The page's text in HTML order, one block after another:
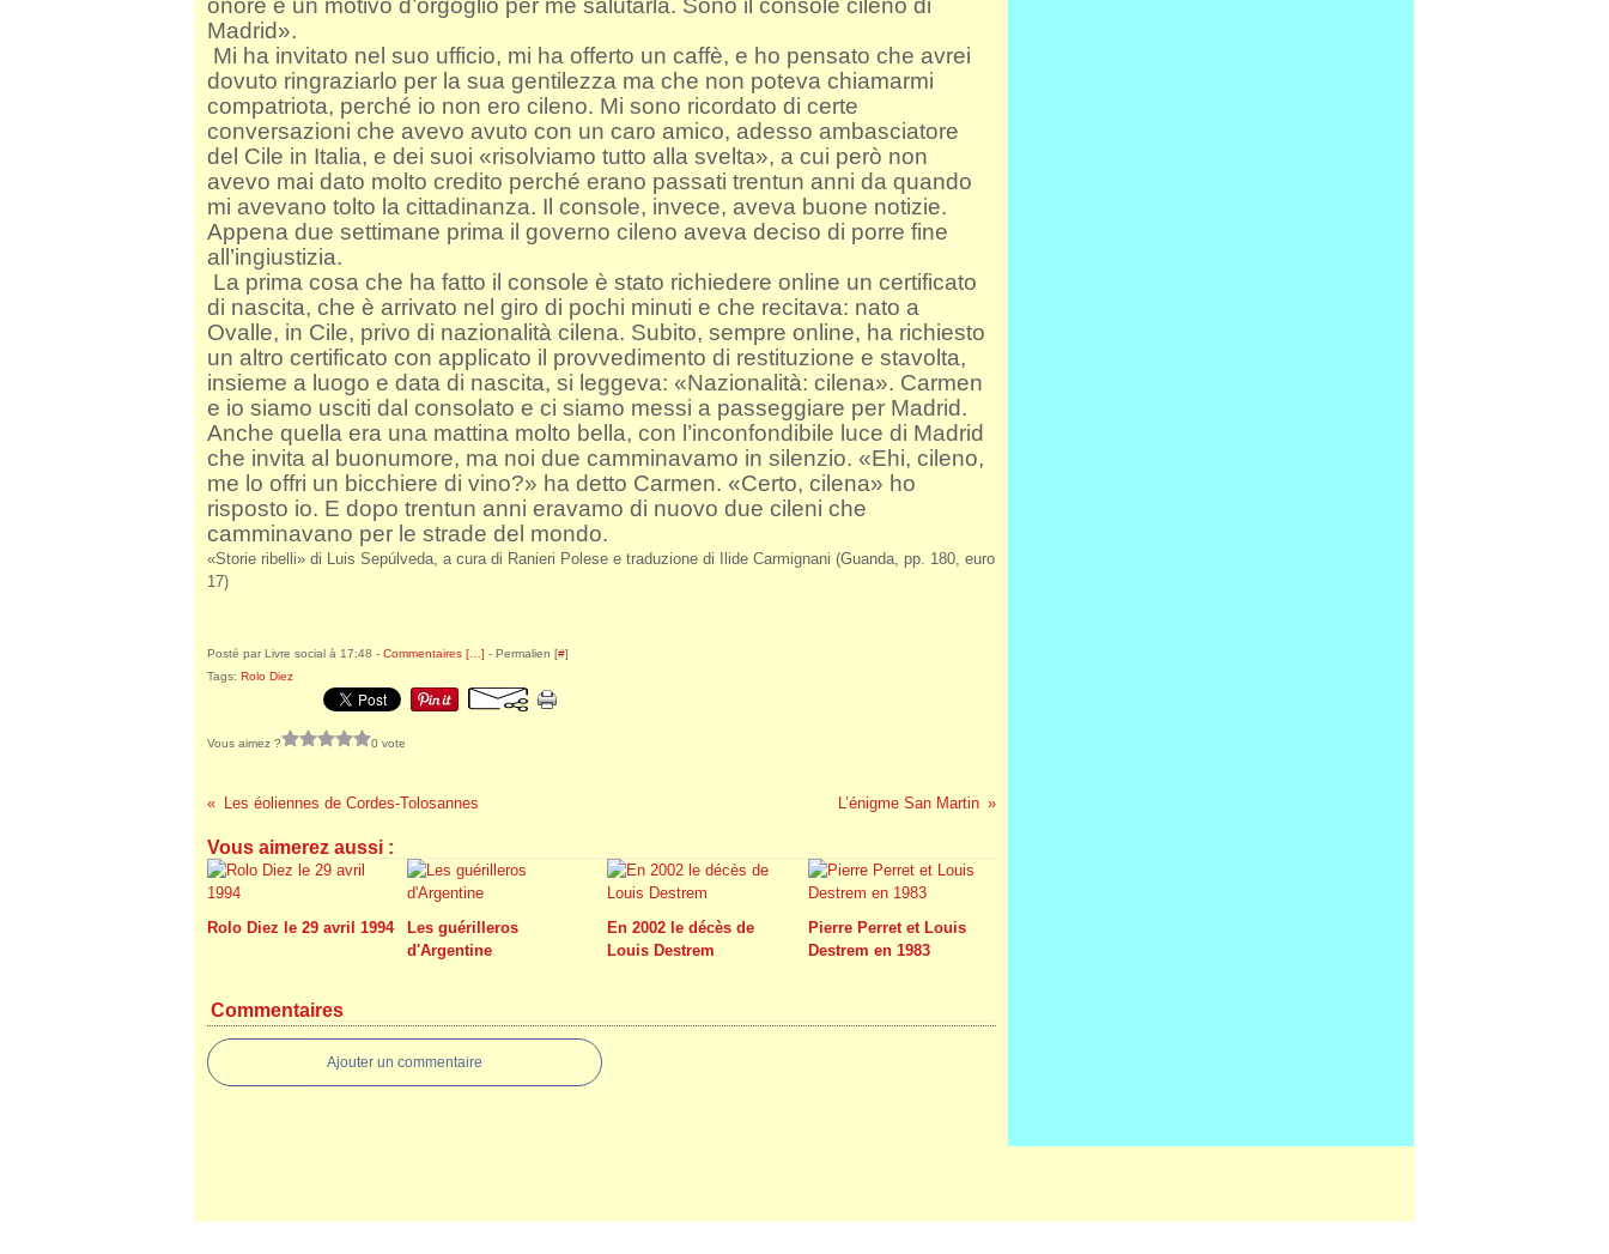
onore e un motivo d’orgoglio per me salutarla. Sono il console cileno di
Madrid».
Mi ha invitato nel suo ufficio, mi ha offerto un caffè, e ho pensato che avrei
dovuto ringraziarlo per la sua gentilezza ma che non poteva chiamarmi
compatriota, perché io non ero cileno. Mi sono ricordato di certe
conversazioni che avevo avuto con un caro amico, adesso ambasciatore
del Cile in Italia, e dei suoi «risolviamo tutto alla svelta», a cui però non
avevo mai dato molto credito perché erano passati trentun anni da quando
mi avevano tolto la cittadinanza. Il console, invece, aveva buone notizie.
Appena due settimane prima il governo cileno aveva deciso di porre fine
all’ingiustizia.
La prima cosa che ha fatto il console è stato richiedere online un certificato
di nascita, che è arrivato nel giro di pochi minuti e che recitava: nato a
Ovalle, in Cile, privo di nazionalità cilena. Subito, sempre online, ha richiesto
un altro certificato con applicato il provvedimento di restituzione e stavolta,
insieme a luogo e data di nascita, si leggeva: «Nazionalità: cilena». Carmen
e io siamo usciti dal consolato e ci siamo messi a passeggiare per Madrid.
Anche quella era una mattina molto bella, con l’inconfondibile luce di Madrid
che invita al buonumore, ma noi due camminavamo in silenzio. «Ehi, cileno,
me lo offri un bicchiere di vino?» ha detto Carmen. «Certo, cilena» ho
risposto io. E dopo trentun anni eravamo di nuovo due cileni che
camminavano per le strade del mondo.
«Storie ribelli» di Luis Sepúlveda, a cura di Ranieri Polese e traduzione di Ilide Carmignani (Guanda, pp. 180, euro
17)
Posté par Livre social à 17:48 - Commentaires [ ] - Permalien [#]
Tags: Rolo Diez
Vous aimez ? 0 vote
Les éoliennes de Cordes-Tolosannes L’énigme San Martin
Vous aimerez aussi :
Rolo Diez le 29 avril 1994
Les guérilleros
d'Argentine
En 2002 le décès de
Louis Destrem
Pierre Perret et Louis
Destrem en 1983
Commentaires
Ajouter un commentaire